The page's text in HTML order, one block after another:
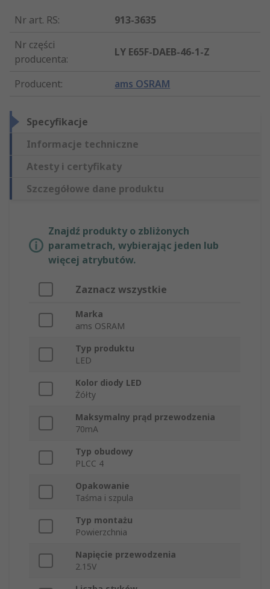
Nr art. RS:
913-3635
Nr części
producenta:
LY E65F-DAEB-46-1-Z
Producent: ams OSRAM
Specyfikacje
Informacje techniczne
Atesty i certyfikaty
Szczegółowe dane produktu
Znajdź produkty o zbliżonych
parametrach, wybierając jeden lub
więcej atrybutów.
Zaznacz wszystkie
Marka
ams OSRAM
Typ produktu
LED
Kolor diody LED
Żółty
Maksymalny prąd przewodzenia
70mA
Typ obudowy
PLCC 4
Opakowanie
Taśma i szpula
Typ montażu
Powierzchnia
Napięcie przewodzenia
2.15V